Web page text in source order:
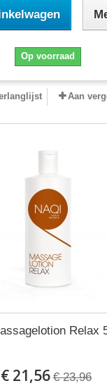
Op voorraad
Aan
Relax
€ 21,56 € 23,96